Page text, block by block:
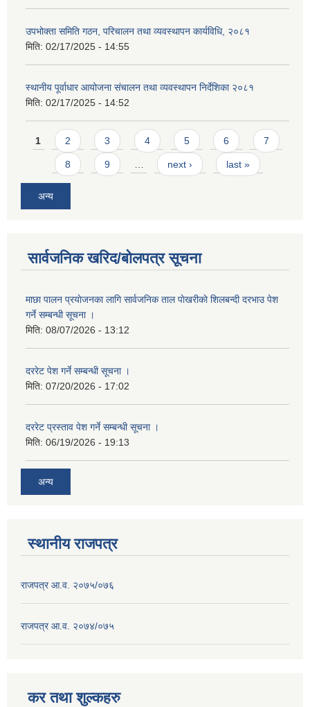
उपभोक्ता समिति गठन, परिचालन तथा व्यवस्थापन कार्यविधि, २०८१
मिति: 02/17/2025 - 14:55
स्थानीय पूर्वाधार आयोजना संचालन तथा व्यवस्थापन निर्देशिका २०८१
मिति: 02/17/2025 - 14:52
Pages
1 2 3 4 5 6 7
8 9 next › last »
अन्य
सार्वजनिक खरिद/बोलपत्र सूचना
माछा पालन प्रयाेजनका लागि सार्वजनिक ताल पाेखरीकाे शिलबन्दी दरभाउ पेश
गर्ने सम्बन्धी सूचना ।
मिति: 08/07/2026 - 13:12
दररेट पेश गर्ने सम्बन्धी सूचना ।
मिति: 07/20/2026 - 17:02
दररेट प्रस्ताव पेश गर्ने सम्बन्धी सूचना ।
मिति: 06/19/2026 - 19:13
अन्य
स्थानीय राजपत्र
राजपत्र आ.व. २०७५/०७६
राजपत्र आ.व. २०७४/०७५
कर तथा शुल्कहरु